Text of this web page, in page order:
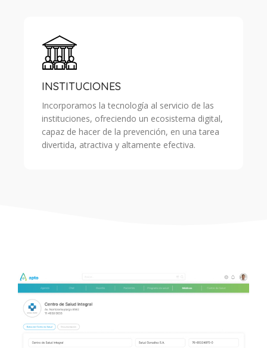
INSTITUCIONES
Incorporamos la tecnología al servicio de las
instituciones, ofreciendo un ecosistema digital,
capaz de hacer de la prevención, en una tarea
divertida, atractiva y altamente efectiva.